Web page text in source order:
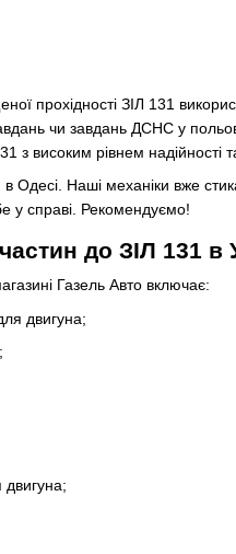
прохідності ЗІЛ 131
чи завдань ДСНС у
високим рівнем надійності
Одесі. Наші механіки вже
у справі. Рекомендуємо!
до ЗІЛ 131 в
Газель Авто включає:
двигуна;